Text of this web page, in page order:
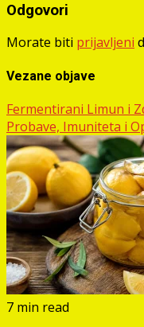
Odgovori
Morate biti prijavljeni
Vezane objave
Fermentirani Limun i
Probave, Imuniteta i
7 min read